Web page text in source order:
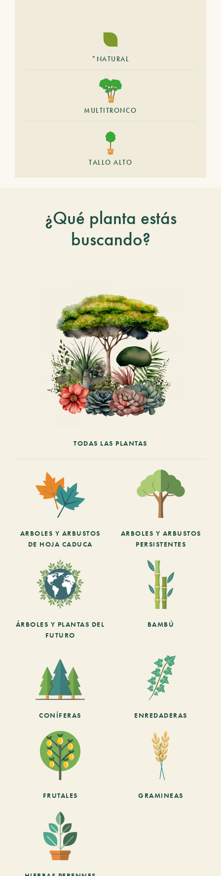
*NATURAL
MULTITRONCO
TALLO ALTO
¿Qué planta estás
buscando?
TODAS LAS PLANTAS
ARBOLES Y ARBUSTOS
DE HOJA CADUCA
ARBOLES Y ARBUSTOS
PERSISTENTES
ÁRBOLES Y PLANTAS DEL
FUTURO
BAMBÚ
CONÍFERAS ENREDADERAS
FRUTALES GRAMINEAS